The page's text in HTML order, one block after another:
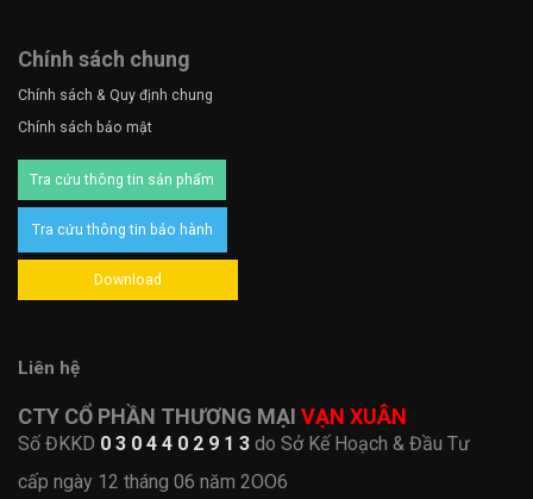
Chính sách chung
Chính sách & Quy định chung
Chính sách bảo mật
Tra cứu thông tin sản phẩm
Tra cứu thông tin bảo hành
Download
Liên hệ
CTY CỔ PHẦN THƯƠNG MẠI VẠN XUÂN
Số ĐKKD 0 3 0 4 4 0 2 9 1 3 do Sở Kế Hoạch & Đầu Tư
cấp ngày 12 tháng 06 năm 2OO6